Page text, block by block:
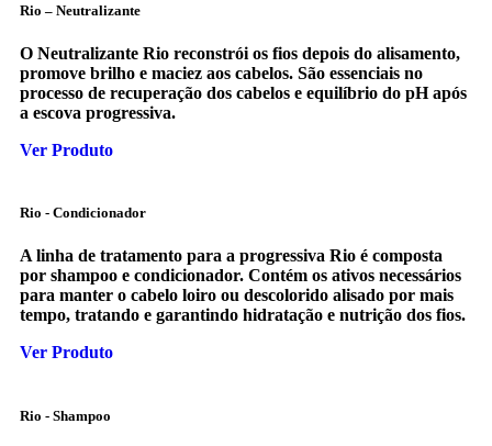
Rio – Neutralizante
O Neutralizante Rio reconstrói os fios depois do alisamento,
promove brilho e maciez aos cabelos. São essenciais no
processo de recuperação dos cabelos e equilíbrio do pH após
a escova progressiva.
Ver Produto
Rio - Condicionador
A linha de tratamento para a progressiva Rio é composta
por shampoo e condicionador. Contém os ativos necessários
para manter o cabelo loiro ou descolorido alisado por mais
tempo, tratando e garantindo hidratação e nutrição dos fios.
Ver Produto
Rio - Shampoo